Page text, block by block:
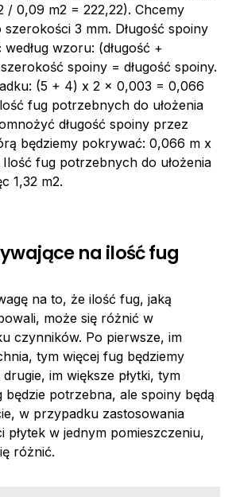
/ 0,09 m2 = 222,22). Chcemy
3 mm. Długość spoiny
wzoru: (długość +
spoiny = długość spoiny.
(5 + 4) x 2 x 0,003 = 0,066
fug potrzebnych do ułożenia
długość spoiny przez
będziemy pokrywać: 0,066 m x
Ilość fug potrzebnych do ułożenia
1,32 m2.
na ilość fug
na to, że ilość fug, jaką
może się różnić w
czynników. Po pierwsze, im
tym więcej fug będziemy
im większe płytki, tym
będzie potrzebna, ale spoiny będą
w przypadku zastosowania
płytek w jednym pomieszczeniu,
różnić.